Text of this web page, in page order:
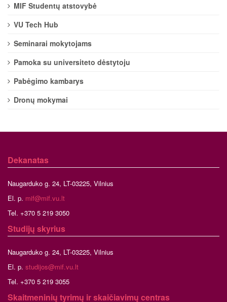
MIF Studentų atstovybė
VU Tech Hub
Seminarai mokytojams
Pamoka su universiteto dėstytoju
Pabėgimo kambarys
Dronų mokymai
Dekanatas
Naugarduko g. 24, LT-03225, Vilnius
El. p. mif@mif.vu.lt
Tel. +370 5 219 3050
Studijų skyrius
Naugarduko g. 24, LT-03225, Vilnius
El. p. studijos@mif.vu.lt
Tel. +370 5 219 3055
Skaitmeninių tyrimų ir skaičiavimų centras